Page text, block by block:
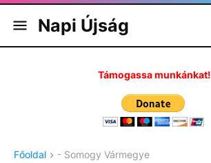
Napi Újság
Támogassa munkánkat!
Főoldal - Somogy Vármegye